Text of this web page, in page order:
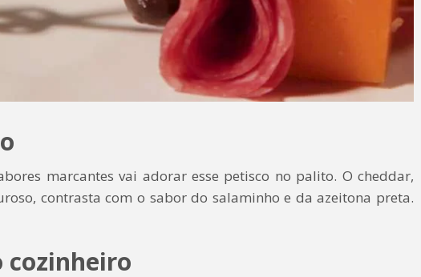
marcantes vai adorar esse petisco no palito. O cheddar,
contrasta com o sabor do salaminho e da azeitona preta.
cozinheiro